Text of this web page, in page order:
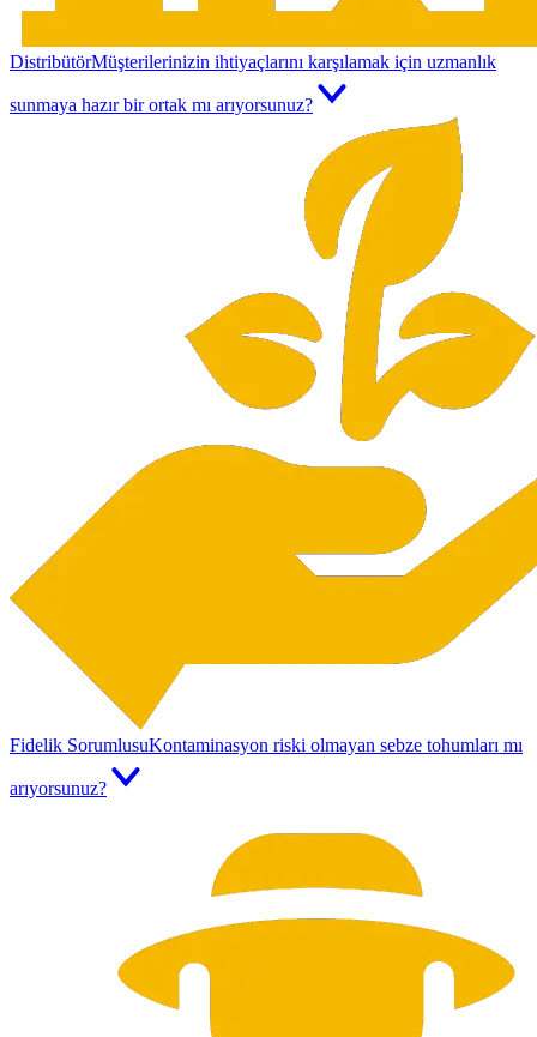
DistribütörMüşterilerinizin ihtiyaçlarını karşılamak için uzmanlık
sunmaya hazır bir ortak mı arıyorsunuz?
Fidelik SorumlusuKontaminasyon riski olmayan sebze tohumları mı
arıyorsunuz?